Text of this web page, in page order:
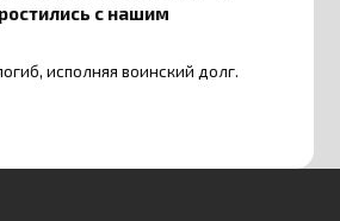
с нашим
исполняя воинский долг.